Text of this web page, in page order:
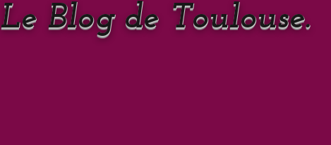
Le Blog de Toulouse.